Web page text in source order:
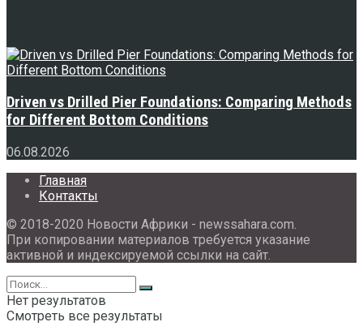
Driven vs Drilled Pier Foundations: Comparing Methods
for Different Bottom Conditions
06.08.2026
Главная
Контакты
© 2018-2020 Новости Африки - newssahara.com.
При копировании материалов требуется указание
активной и индексируемой ссылки на сайт.
Нет результатов
Смотреть все результаты